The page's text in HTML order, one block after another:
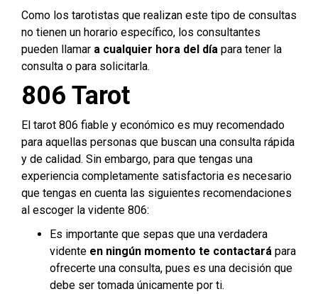
Como los tarotistas que realizan este tipo de consultas
no tienen un horario específico, los consultantes
pueden llamar a cualquier hora del día para tener la
consulta o para solicitarla.
806 Tarot
El tarot 806 fiable y económico es muy recomendado
para aquellas personas que buscan una consulta rápida
y de calidad. Sin embargo, para que tengas una
experiencia completamente satisfactoria es necesario
que tengas en cuenta las siguientes recomendaciones
al escoger la vidente 806:
Es importante que sepas que una verdadera
vidente en ningún momento te contactará para
ofrecerte una consulta, pues es una decisión que
debe ser tomada únicamente por ti.